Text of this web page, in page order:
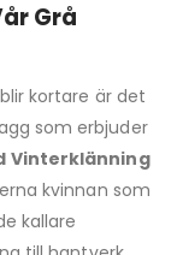
Grå
kortare är det
som erbjuder
Vinterklänning
kvinnan som
kallare